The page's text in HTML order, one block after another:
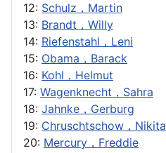
12: Schulz，Martin
13: Brandt，Willy
14: Riefenstahl，Leni
15: Obama，Barack
16: Kohl，Helmut
17: Wagenknecht，Sahra
18: Jahnke，Gerburg
19: Chruschtschow，Nikita
20: Mercury，Freddie